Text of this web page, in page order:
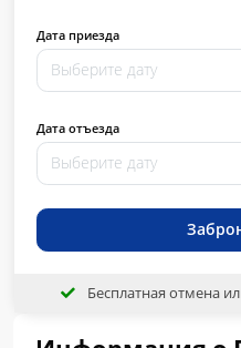
Дата приезда
Дата отъезда
Бесплатная отмена